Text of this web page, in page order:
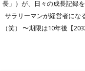
長」）が、日々の成長記録
サラリーマンが経営者にな
（笑） 〜期限は10年後【